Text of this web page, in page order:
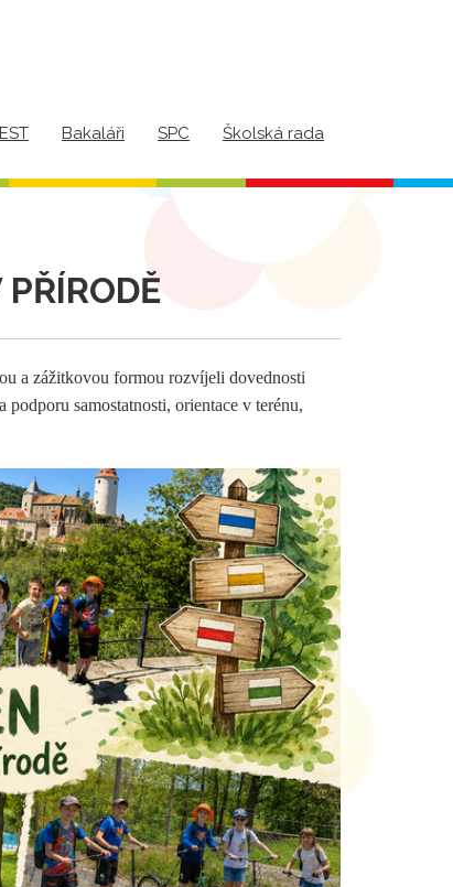
Bakaláři SPC Školská rada
a zážitkovou formou rozvíjeli dovednosti
samostatnosti, orientace v terénu,